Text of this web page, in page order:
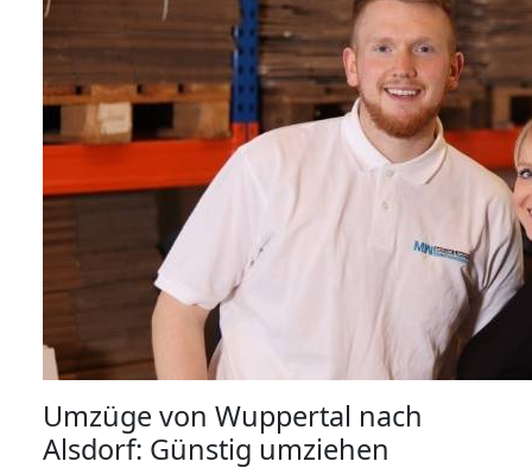
Umzüge von Wuppertal nach
Alsdorf: Günstig umziehen